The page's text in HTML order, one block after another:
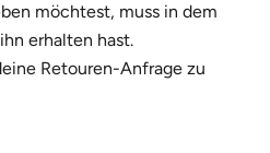
möchtest, muss in dem
erhalten hast.
Retouren-Anfrage zu